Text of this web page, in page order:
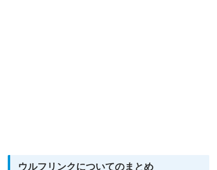
ウルフリンクについてのまとめ